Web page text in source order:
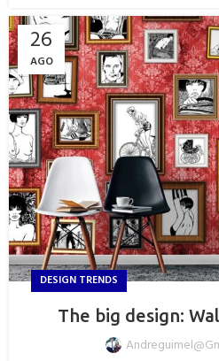
26
AGO
DESIGN TRENDS
The big design: